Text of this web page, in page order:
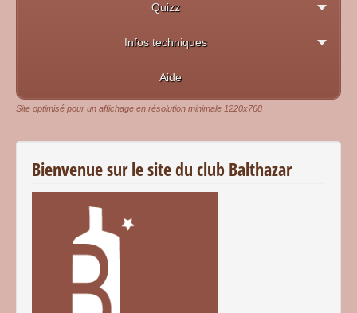
Quizz
Infos techniques
Aide
Site optimisé pour un affichage en résolution minimale 1220x768
Bienvenue sur le site du club Balthazar